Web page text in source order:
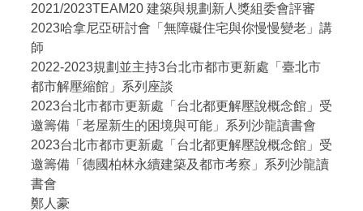
2021/2023TEAM20 建築與規劃新人獎組委會評審
2023哈拿尼亞研討會「無障礙住宅與你慢慢變老」講
師
2022-2023規劃並主持3台北市都市更新處「臺北市
都市解壓縮館」系列座談
2023台北市都市更新處「台北都更解壓說概念館」受
邀籌備「老屋新生的困境與可能」系列沙龍讀書會
2023台北市都市更新處「台北都更解壓說概念館」受
邀籌備「德國柏林永續建築及都市考察」系列沙龍讀
書會
鄭人豪